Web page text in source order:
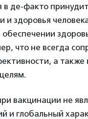
в де-факто
здоровья
что не всегда
а
вакцинации не
и глобальный